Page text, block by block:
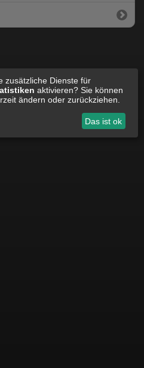
wechseln
Cookie Einstellungen
zusätzliche Dienste für
aktivieren? Sie können
ändern oder zurückziehen.
Das ist ok